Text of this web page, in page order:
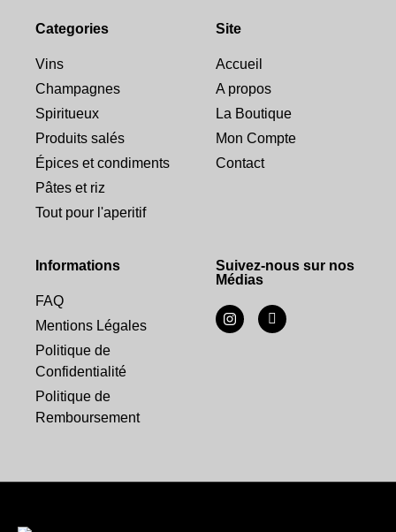
Categories
Vins
Champagnes
Spiritueux
Produits salés
Épices et condiments
Pâtes et riz
Tout pour l'aperitif
Site
Accueil
A propos
La Boutique
Mon Compte
Contact
Informations
FAQ
Mentions Légales
Politique de
Confidentialité
Politique de
Remboursement
Suivez-nous sur nos
Médias